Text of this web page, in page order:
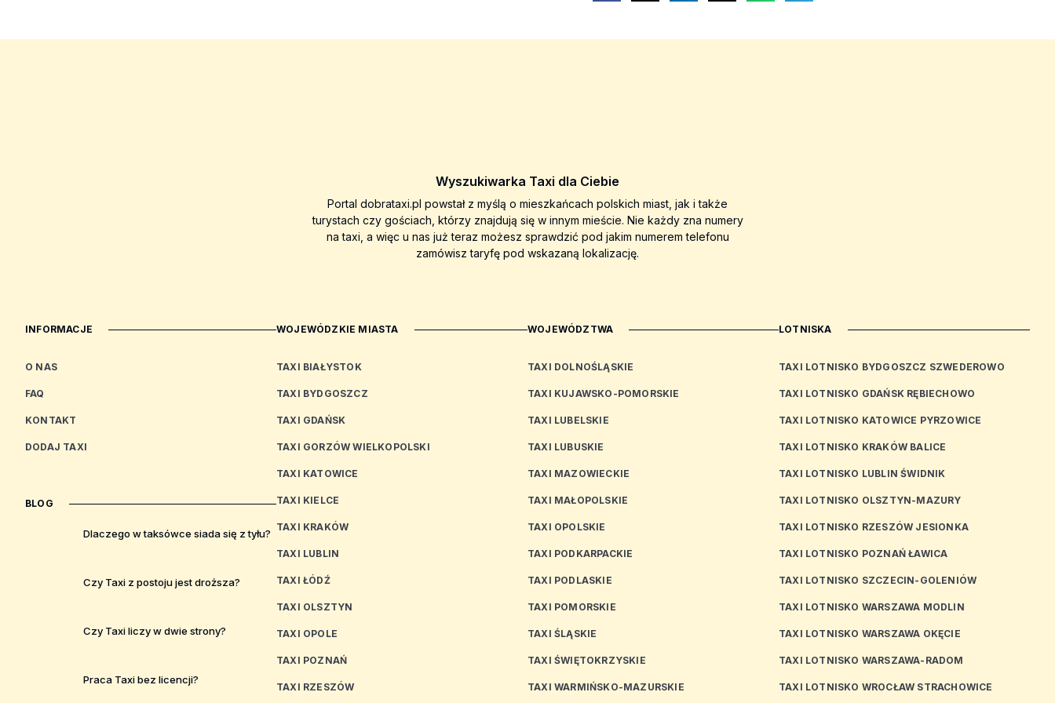
Wyszukiwarka Taxi dla Ciebie
Portal dobrataxi.pl powstał z myślą o mieszkańcach polskich miast, jak i także
turystach czy gościach, którzy znajdują się w innym mieście. Nie każdy zna numery
na taxi, a więc u nas już teraz możesz sprawdzić pod jakim numerem telefonu
zamówisz taryfę pod wskazaną lokalizację.
INFORMACJE
O NAS
FAQ
KONTAKT
DODAJ TAXI
BLOG
Dlaczego w taksówce siada się z tyłu?
Czy Taxi z postoju jest droższa?
Czy Taxi liczy w dwie strony?
Praca Taxi bez licencji?
WOJEWÓDZKIE MIASTA
TAXI BIAŁYSTOK
TAXI BYDGOSZCZ
TAXI GDAŃSK
TAXI GORZÓW WIELKOPOLSKI
TAXI KATOWICE
TAXI KIELCE
TAXI KRAKÓW
TAXI LUBLIN
TAXI ŁÓDŹ
TAXI OLSZTYN
TAXI OPOLE
TAXI POZNAŃ
TAXI RZESZÓW
WOJEWÓDZTWA
TAXI DOLNOŚLĄSKIE
TAXI KUJAWSKO-POMORSKIE
TAXI LUBELSKIE
TAXI LUBUSKIE
TAXI MAZOWIECKIE
TAXI MAŁOPOLSKIE
TAXI OPOLSKIE
TAXI PODKARPACKIE
TAXI PODLASKIE
TAXI POMORSKIE
TAXI ŚLĄSKIE
TAXI ŚWIĘTOKRZYSKIE
TAXI WARMIŃSKO-MAZURSKIE
LOTNISKA
TAXI LOTNISKO BYDGOSZCZ SZWEDEROWO
TAXI LOTNISKO GDAŃSK RĘBIECHOWO
TAXI LOTNISKO KATOWICE PYRZOWICE
TAXI LOTNISKO KRAKÓW BALICE
TAXI LOTNISKO LUBLIN ŚWIDNIK
TAXI LOTNISKO OLSZTYN-MAZURY
TAXI LOTNISKO RZESZÓW JESIONKA
TAXI LOTNISKO POZNAŃ ŁAWICA
TAXI LOTNISKO SZCZECIN-GOLENIÓW
TAXI LOTNISKO WARSZAWA MODLIN
TAXI LOTNISKO WARSZAWA OKĘCIE
TAXI LOTNISKO WARSZAWA-RADOM
TAXI LOTNISKO WROCŁAW STRACHOWICE